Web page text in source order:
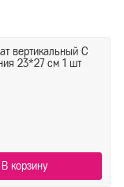
вертикальный С
23*27 см 1 шт
В корзину